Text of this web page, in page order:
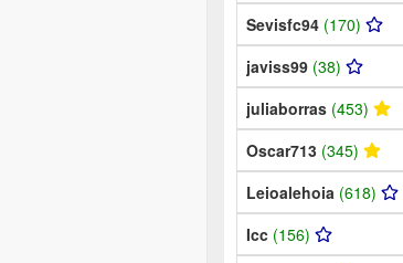
Sevisfc94 (170)
javiss99 (38)
juliaborras (453)
Oscar713 (345)
Leioalehoia (618)
Icc (156)